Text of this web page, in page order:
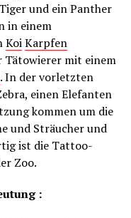
und ein Panther
in einem
KoiKarpfen
Tätowierer mit einem
. In der vorletzten
einen Elefanten
kommen um die
und Sträucher und
ist die Tattoo-
Zoo.
: